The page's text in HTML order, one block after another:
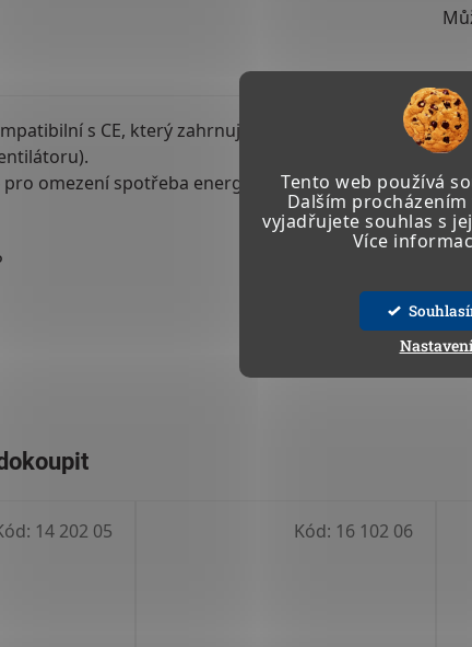
Tento web používá
Dalším
vyjadřujete souhlas s
Více
Nastavení
s CE, který zahrnuje odpojovač a je
pro omezení spotřeba energie během spouštění.
14 202 05 Kód: 16 102 06